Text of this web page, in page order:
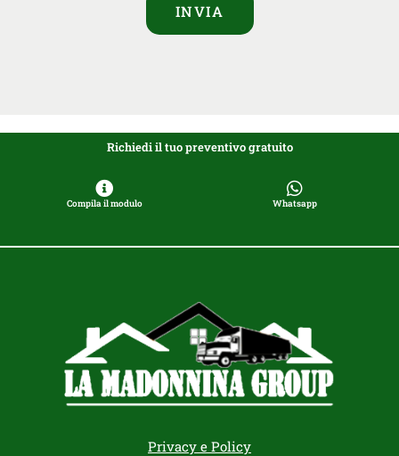
INVIA
Richiedi il tuo preventivo gratuito
Compila il modulo Whatsapp
Privacy e Policy